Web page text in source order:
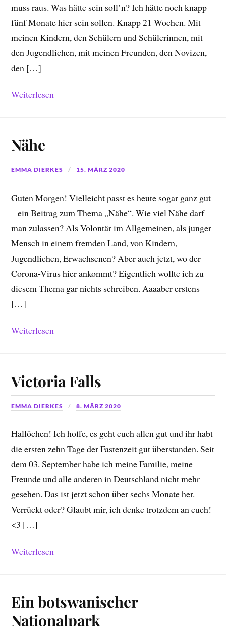
muss raus. Was hätte sein soll’n? Ich hätte noch knapp
fünf Monate hier sein sollen. Knapp 21 Wochen. Mit
meinen Kindern, den Schülern und Schülerinnen, mit
den Jugendlichen, mit meinen Freunden, den Novizen,
den […]
Weiterlesen
Nähe
EMMA DIERKES 15. MÄRZ 2020
Guten Morgen! Vielleicht passt es heute sogar ganz gut
– ein Beitrag zum Thema „Nähe“. Wie viel Nähe darf
man zulassen? Als Volontär im Allgemeinen, als junger
Mensch in einem fremden Land, von Kindern,
Jugendlichen, Erwachsenen? Aber auch jetzt, wo der
Corona-Virus hier ankommt? Eigentlich wollte ich zu
diesem Thema gar nichts schreiben. Aaaaber erstens
[…]
Weiterlesen
Victoria Falls
EMMA DIERKES 8. MÄRZ 2020
Hallöchen! Ich hoffe, es geht euch allen gut und ihr habt
die ersten zehn Tage der Fastenzeit gut überstanden. Seit
dem 03. September habe ich meine Familie, meine
Freunde und alle anderen in Deutschland nicht mehr
gesehen. Das ist jetzt schon über sechs Monate her.
Verrückt oder? Glaubt mir, ich denke trotzdem an euch!
<3 […]
Weiterlesen
Ein botswanischer
Nationalpark